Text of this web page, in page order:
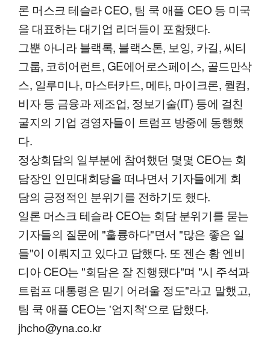
론 머스크 테슬라 CEO, 팀 쿡 애플 CEO 등 미국
을 대표하는 대기업 리더들이 포함됐다.
그뿐 아니라 블랙록, 블랙스톤, 보잉, 카길, 씨티
그룹, 코히어런트, GE에어로스페이스, 골드만삭
스, 일루미나, 마스터카드, 메타, 마이크론, 퀄컴,
비자 등 금융과 제조업, 정보기술(IT) 등에 걸친
굴지의 기업 경영자들이 트럼프 방중에 동행했
다.
정상회담의 일부분에 참여했던 몇몇 CEO는 회
담장인 인민대회당을 떠나면서 기자들에게 회
담의 긍정적인 분위기를 전하기도 했다.
일론 머스크 테슬라 CEO는 회담 분위기를 묻는
기자들의 질문에 "훌륭하다"면서 "많은 좋은 일
들"이 이뤄지고 있다고 답했다. 또 젠슨 황 엔비
디아 CEO는 "회담은 잘 진행됐다"며 "시 주석과
트럼프 대통령은 믿기 어려울 정도"라고 말했고,
팀 쿡 애플 CEO는 '엄지척'으로 답했다.
jhcho@yna.co.kr